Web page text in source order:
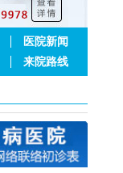
医院新闻
来院路线